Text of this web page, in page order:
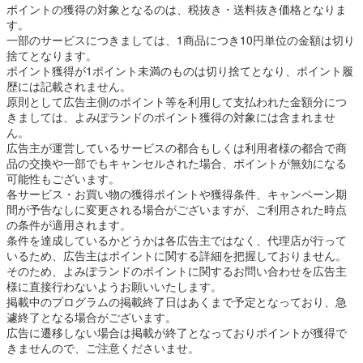
ポイントの獲得の対象となるのは、税抜き・送料抜き価格となりま
す。
一部のサービスにつきましては、1商品につき10円単位の金額は切り
捨てとなります。
ポイント獲得が1ポイント未満のものは切り捨てとなり、ポイント履
歴には記載されません。
原則として広告主側のポイント等を利用して支払われた金額分につ
きましては、よみぽランドのポイント獲得の対象には含まれませ
ん。
広告主が運営しているサービスの都合もしくは利用者様の都合で商
品の交換や一部でもキャンセルされた場合、ポイントが無効になる
可能性もございます。
各サービス・お買い物の獲得ポイントや獲得条件、キャンペーン期
間が予告なしに変更される場合がございますが、ご利用された時点
の条件が適用されます。
条件を達成しているかどうかは各広告主ではなく、代理店が行って
いるため、広告主はポイントに関する詳細を把握しておりません。
そのため、よみぽランドのポイントに関するお問い合わせを広告主
様に直接行わないようお願いいたします。
掲載中のプログラムの掲載終了日はあくまで予定となっており、急
遽終了となる場合がございます。
広告に遷移しない場合は掲載が終了となっておりポイントが獲得で
きませんので、ご注意くださいませ。